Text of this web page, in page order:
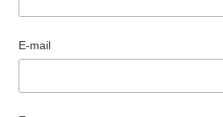
E-mail